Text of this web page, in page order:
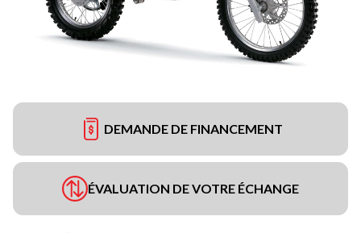
DEMANDE DE FINANCEMENT
ÉVALUATION DE VOTRE ÉCHANGE